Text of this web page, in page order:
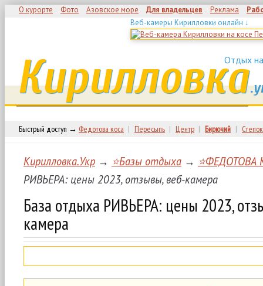
О курорте Фото Азовское море Для владельцев Реклама
Веб-камеры Кирилловки онлайн ↓
Отдых
Кирилловка
Быстрый доступ → Федотова коса | Пересыпь | Центр | Бирючий | Степок
Кирилловка.Укр → ⭐Базы отдыха → ⭐ФЕДОТОВА
РИВЬЕРА: цены 2023, отзывы, веб-камера
База отдыха РИВЬЕРА: цены 2023,
камера